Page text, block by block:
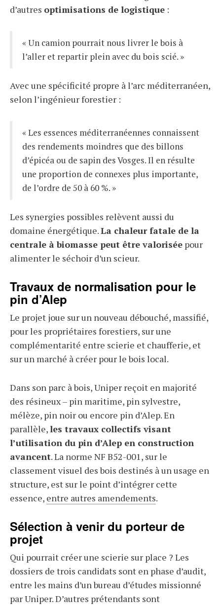
d’autres optimisations de logistique :
« Un camion pourrait nous livrer le bois à
l’aller et repartir plein avec du bois scié. »
Avec une spécificité propre à l’arc méditerranéen,
selon l’ingénieur forestier :
« Les essences méditerranéennes connaissent
des rendements moindres que des billons
d’épicéa ou de sapin des Vosges. Il en résulte
une proportion de connexes plus importante,
de l’ordre de 50 à 60 %. »
Les synergies possibles relèvent aussi du
domaine énergétique.La chaleur fatale de la
centrale à biomasse peut être valorisée pour
alimenter le séchoir d’un scieur.
Travaux de normalisation pour le
pin d’Alep
Le projet joue sur un nouveau débouché, massifié,
pour les propriétaires forestiers, sur une
complémentarité entre scierie et chaufferie, et
sur un marché à créer pour le bois local.
Dans son parc à bois, Uniper reçoit en majorité
des résineux – pin maritime, pin sylvestre,
mélèze, pin noir ou encore pin d’Alep. En
parallèle,les travaux collectifs visant
l’utilisation du pin d’Alep en construction
avancent. La norme NF B52-001, sur le
classement visuel des bois destinés à un usage en
structure, est sur le point d’intégrer cette
essence, entre autres amendements.
Sélection à venir du porteur de
projet
Qui pourrait créer une scierie sur place ? Les
dossiers de trois candidats sont en phase d’audit,
entre les mains d’un bureau d’études missionné
par Uniper. D’autres prétendants sont